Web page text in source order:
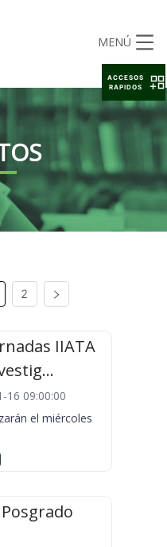
MENÚ
2
IIATA
16 09:00:00
el miércoles
ACCESOS
RAPIDOS